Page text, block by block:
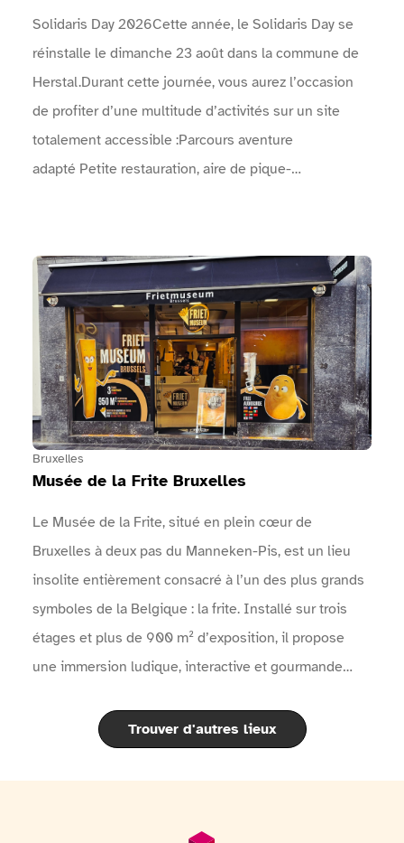
Solidaris Day 2026Cette année, le Solidaris Day se
réinstalle le dimanche 23 août dans la commune de
Herstal.Durant cette journée, vous aurez l’occasion
de profiter d’une multitude d’activités sur un site
totalement accessible :Parcours aventure
adapté Petite restauration, aire de pique-
dimanche 23 août ! Vous ne serez pas déçus !Le
programme complet des concerts, animations, sports,
… : Une arche permet d'identifier l'entrée de
l'événement.Un point info est présent près des
entrées.Des zones sanitaires sont à disposition.Des
points d'eau sont mis à disposition.Une vidéo en
langue des signes réalisée par Surdimobil, présente
l'événement sur le site internet de l'événement
Bruxelles
Musée de la Frite Bruxelles
Le Musée de la Frite, situé en plein cœur de
Bruxelles à deux pas du Manneken-Pis, est un lieu
insolite entièrement consacré à l’un des plus grands
symboles de la Belgique : la frite. Installé sur trois
étages et plus de 900 m² d’exposition, il propose
une immersion ludique, interactive et gourmande
la célèbre frite belge.À travers des expositions
modernes, des objets historiques, des films, des quiz
interactifs et un audioguide disponible en 11 langues,
Voir Musée de la Frite Bruxelles
Trouver d'autres lieux